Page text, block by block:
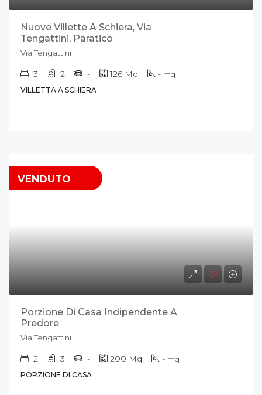
Nuove Villette A Schiera, Via
Tengattini, Paratico
Via Tengattini
3 2 - 126 Mq - mq
VILLETTA A SCHIERA
VENDUTO
Porzione Di Casa Indipendente A
Predore
Via Tengattini
2 3 - 200 Mq - mq
PORZIONE DI CASA